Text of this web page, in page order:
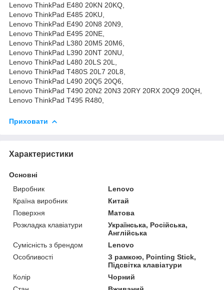
Lenovo ThinkPad E480 20KN 20KQ,
Lenovo ThinkPad E485 20KU,
Lenovo ThinkPad E490 20N8 20N9,
Lenovo ThinkPad E495 20NE,
Lenovo ThinkPad L380 20M5 20M6,
Lenovo ThinkPad L390 20NT 20NU,
Lenovo ThinkPad L480 20LS 20L,
Lenovo ThinkPad T480S 20L7 20L8,
Lenovo ThinkPad L490 20Q5 20Q6,
Lenovo ThinkPad T490 20N2 20N3 20RY 20RX 20Q9 20QH,
Lenovo ThinkPad T495 R480,
Приховати
Характеристики
Основні
Виробник
Lenovo
Країна виробник
Китай
Поверхня
Матова
Розкладка клавіатури
Українська, Російська,
Англійська
Сумісність з брендом
Lenovo
Особливості
З рамкою, Pointing Stick,
Підсвітка клавіатури
Колір
Чорний